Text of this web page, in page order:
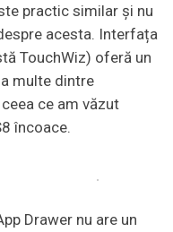
practic similar și nu
acesta. Interfața
TouchWiz) oferă un
multe dintre
ce am văzut
încoace.
Drawer nu are un